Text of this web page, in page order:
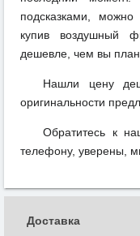
подсказками, можно
купив воздушный
дешевле, чем вы
Нашли цену
оригинальности
Обратитесь к
телефону, уверены,
Доставка